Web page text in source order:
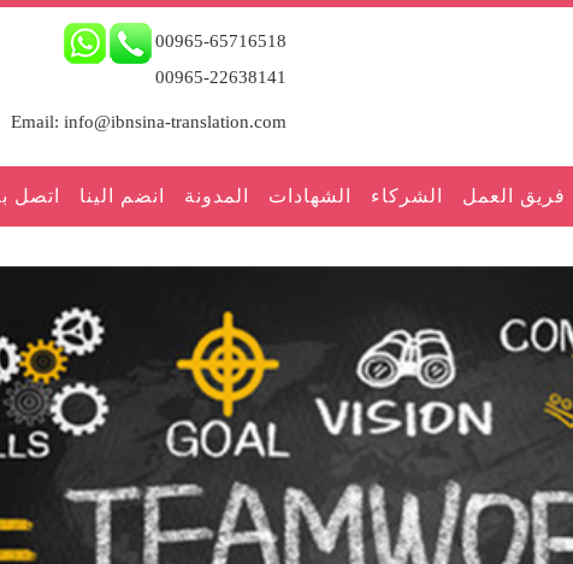
00965-65716518
00965-22638141
Email: info@ibnsina-translation.com
فريق العمل الشركاء الشهادات المدونة انضم الينا اتصل